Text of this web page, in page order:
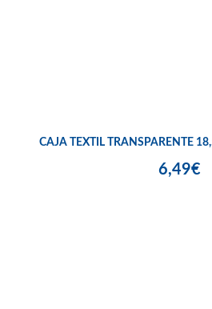
CAJA TEXTIL TRANSPARENTE
6,49€